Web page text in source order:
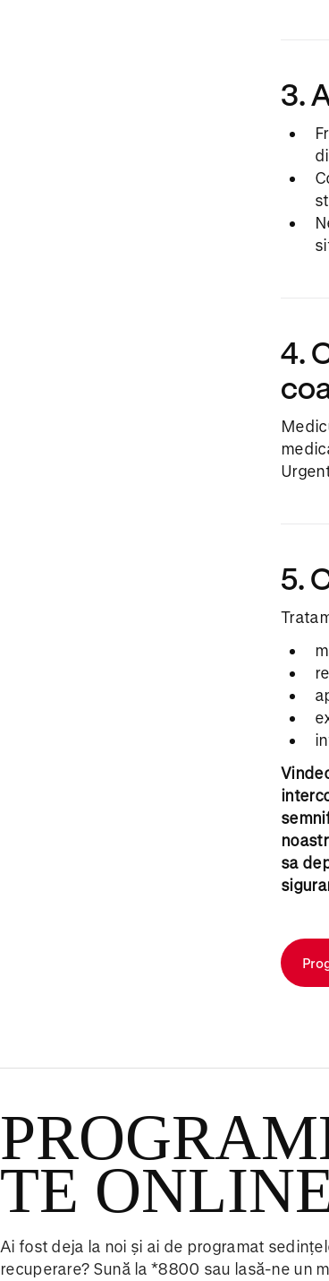
3.
4.
5.
sa
TE
Ai fost deja la noi și ai de programat
recuperare? Sună la *8800 sau lasă-ne un